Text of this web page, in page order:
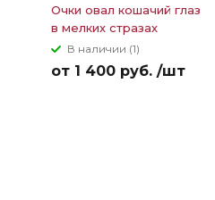
Очки овал кошачий глаз
в мелких стразах
В наличии (1)
от 1 400 руб. /шт